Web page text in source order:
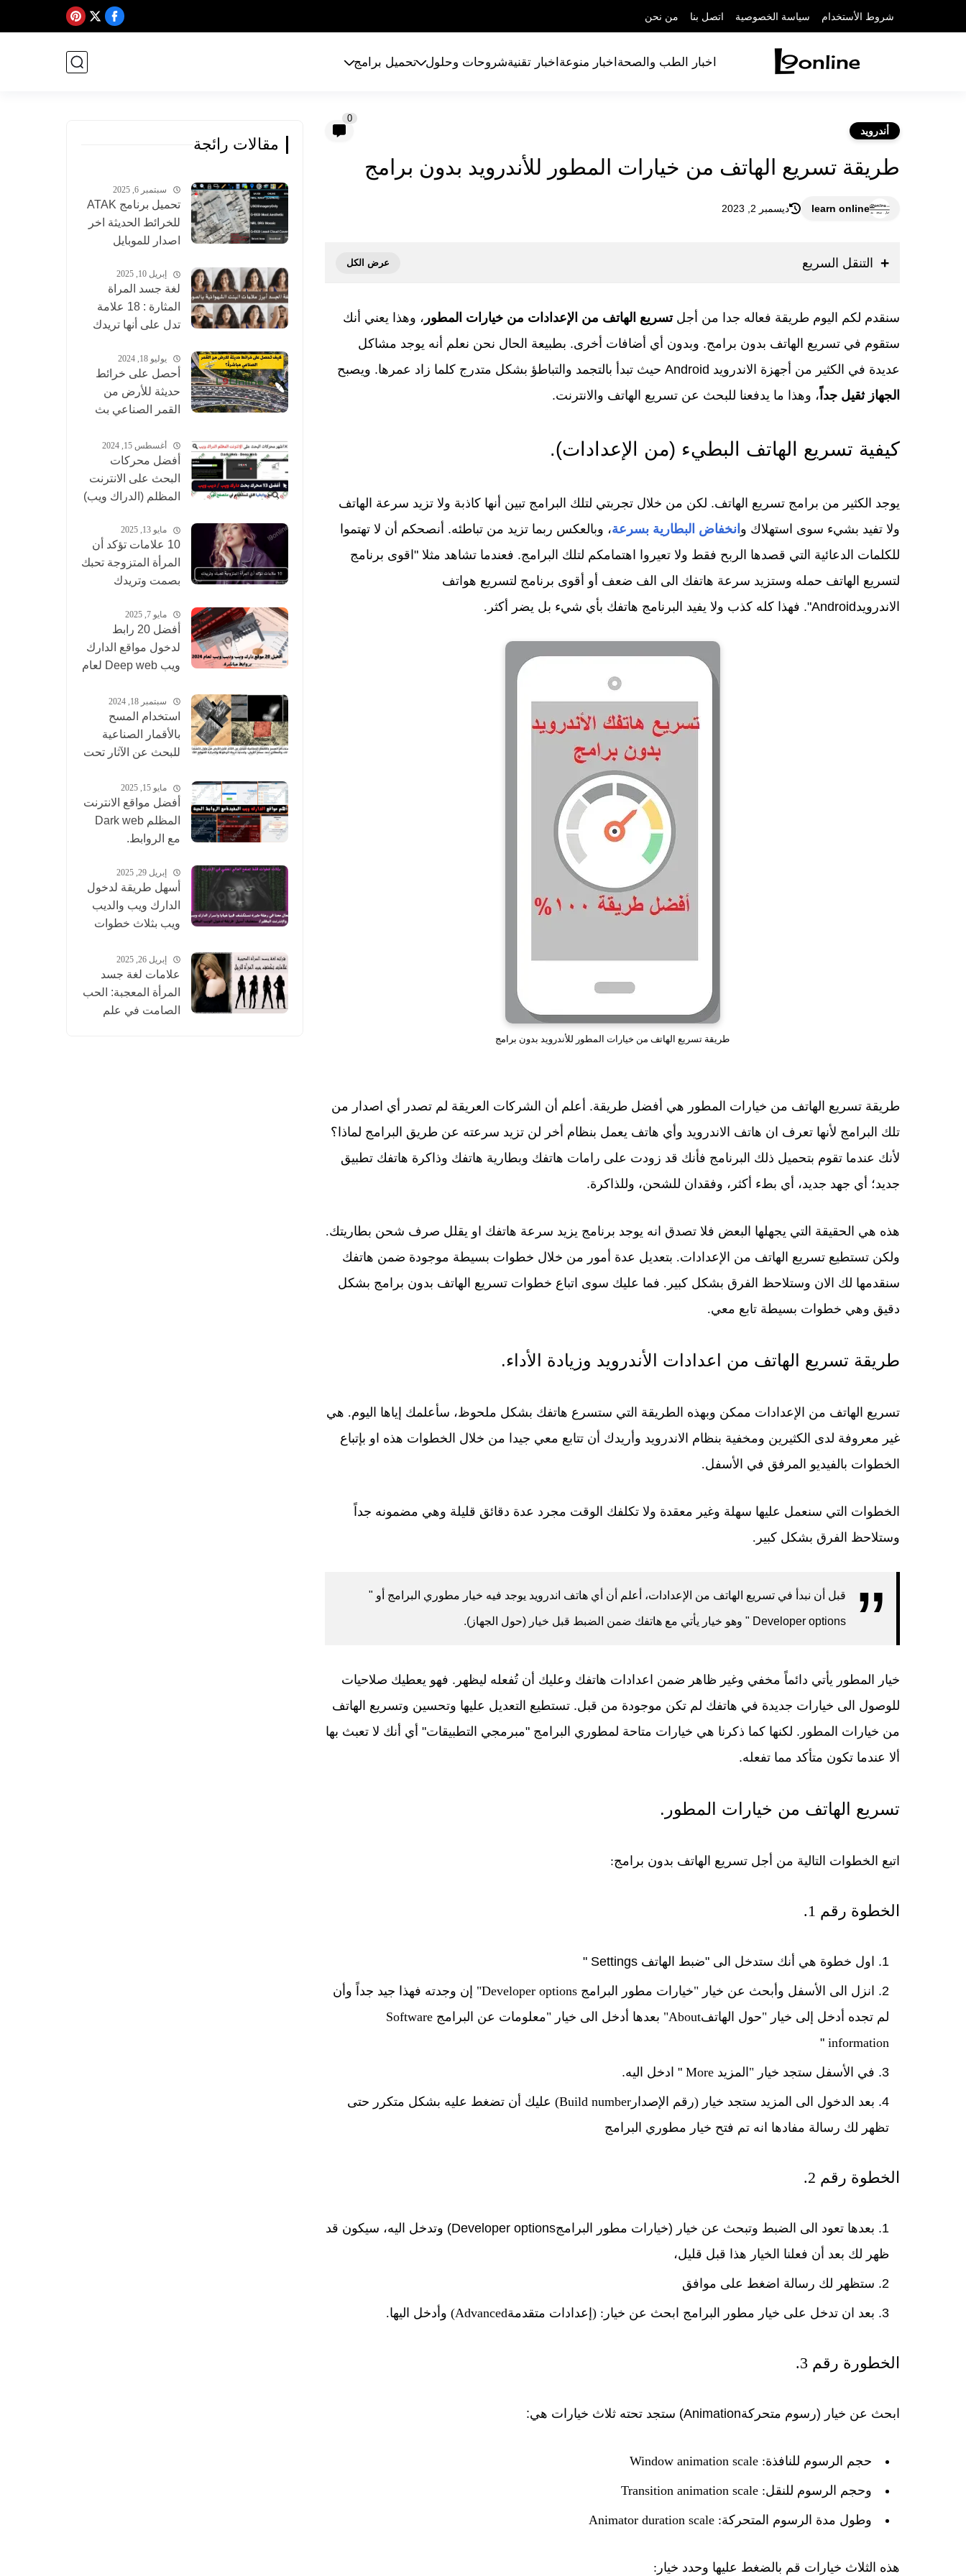
شروط الأستخدام سياسة الخصوصية اتصل بنا من نحن
اخبار الطب والصحة اخبار منوعة اخبار تقنيةشروحات وحلول تحميل برامج
أندرويد
0
طريقة تسريع الهاتف من خيارات المطور للأندرويد بدون برامج
learn online ديسمبر 2, 2023
التنقل السريع
سنقدم لكم اليوم طريقة فعاله جدا من أجلتسريع الهاتف من الإعدادات من خيارات المطور ، وهذا يعني أنك
ستقوم في تسريع الهاتف بدون برامج. وبدون أي أضافات أخرى. بطبيعة الحال نحن نعلم أنه يوجد مشاكل
عديدة في الكثير من أجهزة الاندرويد Android حيث تبدأ بالتجمد والتباطؤ بشكل متدرج كلما زاد عمرها. ويصبح
الجهاز ثقيل جداً ، وهذا ما يدفعنا للبحث عن تسريع الهاتف والانترنت.
كيفية تسريع الهاتف البطيء (من الإعدادات).
يوجد الكثير من برامج تسريع الهاتف. لكن من خلال تجربتي لتلك البرامج تبين أنها كاذبة ولا تزيد سرعة الهاتف
ولا تفيد بشيء سوى استهلاك و انخفاض البطارية بسرعة، وبالعكس ربما تزيد من تباطئه. أنصحكم أن لا تهتموا
للكلمات الدعائية التي قصدها الربح فقط ولا تعيروا اهتمامكم لتلك البرامج. فعندما تشاهد مثلا "اقوى برنامج
لتسريع الهاتف حمله وستزيد سرعة هاتفك الى الف ضعف أو أقوى برنامج لتسريع هواتف
الاندرويدAndroid".
فهذا كله كذب ولا يفيد البرنامج هاتفك بأي شيء بل يضر أكثر.
طريقة تسريع الهاتف من خيارات المطور للأندرويد بدون برامج
طريقة تسريع الهاتف من خيارات المطور هي أفضل طريقة. أعلم أن الشركات العريقة لم تصدر أي اصدار من
تلك البرامج لأنها تعرف ان هاتف الاندرويد وأي هاتف يعمل بنظام أخر لن تزيد سرعته عن طريق البرامج لماذا؟
لأنك عندما تقوم بتحميل ذلك البرنامج فأنك قد زودت على رامات هاتفك وبطارية هاتفك وذاكرة هاتفك تطبيق
جديد؛ أي جهد جديد، أي بطء أكثر، وفقدان للشحن، وللذاكرة.
هذه هي الحقيقة التي يجهلها البعض فلا تصدق انه يوجد برنامج يزيد سرعة هاتفك او يقلل صرف شحن بطاريتك.
ولكن تستطيع تسريع الهاتف من الإعدادات. بتعديل عدة أمور من خلال خطوات بسيطة موجودة ضمن هاتفك
سنقدمها لك الان وستلاحظ الفرق بشكل كبير. فما عليك سوى اتباع خطوات تسريع الهاتف بدون برامج بشكل
دقيق وهي خطوات بسيطة تابع معي.
طريقة تسريع الهاتف من اعدادات الأندرويد وزيادة الأداء.
تسريع الهاتف من الإعدادات ممكن وبهذه الطريقة التي ستسرع هاتفك بشكل ملحوظ، سأعلمك إياها اليوم. هي
غير معروفة لدى الكثيرين ومخفية بنظام الاندرويد وأريدك أن تتابع معي جيدا من خلال الخطوات هذه او بإتباع
الخطوات بالفيديو المرفق في الأسفل.
الخطوات التي سنعمل عليها سهلة وغير معقدة ولا تكلفك الوقت مجرد عدة دقائق قليلة وهي مضمونه جداً
وستلاحظ الفرق بشكل كبير.
قبل أن نبدأ في تسريع الهاتف من الإعدادات، أعلم أن أي هاتف اندرويد يوجد فيه خيار مطوري البرامج أو "
Developer options " وهو خيار يأتي مع هاتفك ضمن الضبط قبل خيار (حول الجهاز).
خيار المطور يأتي دائماً مخفي وغير ظاهر ضمن اعدادات هاتفك وعليك أن تُفعله ليظهر. فهو يعطيك صلاحيات
للوصول الى خيارات جديدة في هاتفك لم تكن موجودة من قبل. تستطيع التعديل عليها وتحسين وتسريع الهاتف
من خيارات المطور. لكنها كما ذكرنا هي خيارات متاحة لمطوري البرامج "مبرمجي التطبيقات" أي أنك لا تعبث بها
ألا عندما تكون متأكد مما تفعله.
تسريع الهاتف من خيارات المطور.
اتبع الخطوات التالية من أجل تسريع الهاتف بدون برامج:
الخطوة رقم 1.
اول خطوة هي أنك ستدخل الى "ضبط الهاتف Settings
"
انزل الى الأسفل وأبحث عن خيار "خيارات مطور البرامج Developer options
" إن وجدته فهذا جيد جداً وأن
لم تجده أدخل إلى خيار "حول الهاتفAbout
" بعدها أدخل الى خيار "معلومات عن البرامج Software
information
"
في الأسفل ستجد خيار "المزيد More " ادخل اليه.
بعد الدخول الى المزيد ستجد خيار (رقم الإصدار Build number) عليك أن تضغط عليه بشكل متكرر حتى
تظهر لك رسالة مفادها انه تم فتح خيار مطوري البرامج
الخطوة رقم 2.
بعدها تعود الى الضبط وتبحث عن خيار (خيارات مطور البرامجDeveloper options) وتدخل اليه، سيكون قد
ظهر لك بعد أن فعلنا الخيار هذا قبل قليل،
ستظهر لك رسالة اضغط على موافق
بعد ان تدخل على خيار مطور البرامج ابحث عن خيار: (إعدادات متقدمةAdvanced) وأدخل اليها.
الخطورة رقم 3.
ابحث عن خيار (رسوم متحركةAnimation) ستجد تحته ثلاث خيارات هي:
حجم الرسوم للنافذة: Window animation scale
وحجم الرسوم للنقل: Transition animation scale
وطول مدة الرسوم المتحركة: Animator duration scale
هذه الثلاث خيارات قم بالضغط عليها وحدد خيار:
مقالات رائجة
سبتمبر 6, 2025
تحميل برنامج ATAK
للخرائط الحديثة اخر
اصدار للموبايل
إبريل 10, 2025
لغة جسد المراة
المثارة : 18 علامة
تدل على أنها تريدك
يوليو 18, 2024
أحصل على خرائط
حديثة للأرض من
القمر الصناعي بث
أغسطس 15, 2024
أفضل محركات
البحث على الانترنت
المظلم (الدراك ويب)
مايو 13, 2025
10 علامات تؤكد أن
المرأة المتزوجة تحبك
بصمت وتريدك
مايو 7, 2025
أفضل 20 رابط
لدخول مواقع الدارك
ويب Deep web لعام
سبتمبر 18, 2024
استخدام المسح
بالأقمار الصناعية
للبحث عن الآثار تحت
مايو 15, 2025
أفضل مواقع الانترنت
المظلم Dark web
مع الروابط.
إبريل 29, 2025
أسهل طريقة لدخول
الدارك ويب والديب
ويب بثلاث خطوات
إبريل 26, 2025
علامات لغة جسد
المرأة المعجبة: الحب
الصامت في علم